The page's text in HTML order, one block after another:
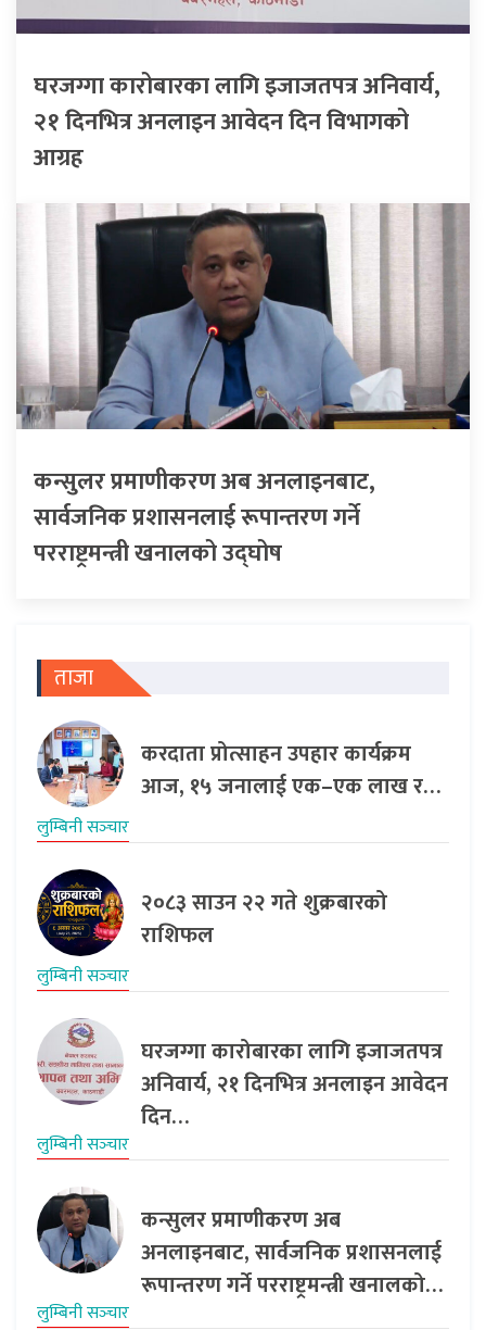
घरजग्गा कारोबारका लागि इजाजतपत्र अनिवार्य,
२१ दिनभित्र अनलाइन आवेदन दिन विभागको
आग्रह
कन्सुलर प्रमाणीकरण अब अनलाइनबाट,
सार्वजनिक प्रशासनलाई रूपान्तरण गर्ने
परराष्ट्रमन्त्री खनालको उद्घोष
ताजा
करदाता प्रोत्साहन उपहार कार्यक्रम
आज, १५ जनालाई एक–एक लाख र…
लुम्बिनी सञ्‍चार
२०८३ साउन २२ गते शुक्रबारको
राशिफल
लुम्बिनी सञ्‍चार
घरजग्गा कारोबारका लागि इजाजतपत्र
अनिवार्य, २१ दिनभित्र अनलाइन आवेदन
दिन…
लुम्बिनी सञ्‍चार
कन्सुलर प्रमाणीकरण अब
अनलाइनबाट, सार्वजनिक प्रशासनलाई
रूपान्तरण गर्ने परराष्ट्रमन्त्री खनालको…
लुम्बिनी सञ्‍चार